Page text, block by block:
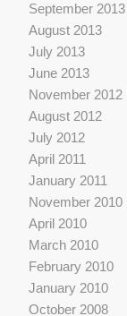
September 2013
August 2013
July 2013
June 2013
November 2012
August 2012
July 2012
April 2011
January 2011
November 2010
April 2010
March 2010
February 2010
January 2010
October 2008